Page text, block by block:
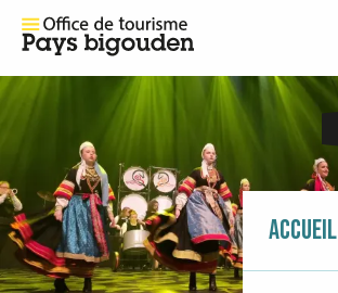
Accueil